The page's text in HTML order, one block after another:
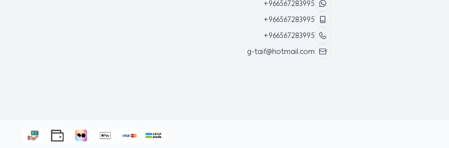
+966567283995
+966567283995
+966567283995
g-taif@hotmail.com